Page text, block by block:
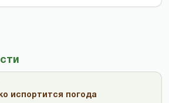
испортится погода